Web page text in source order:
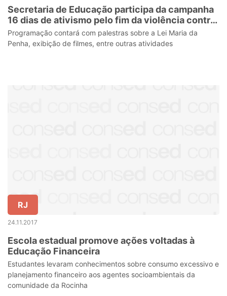
Secretaria de Educação participa da campanha
16 dias de ativismo pelo fim da violência contra
as mulheres
Programação contará com palestras sobre a Lei Maria da
Penha, exibição de filmes, entre outras atividades
RJ
24.11.2017
Escola estadual promove ações voltadas à
Educação Financeira
Estudantes levaram conhecimentos sobre consumo excessivo e
planejamento financeiro aos agentes socioambientais da
comunidade da Rocinha